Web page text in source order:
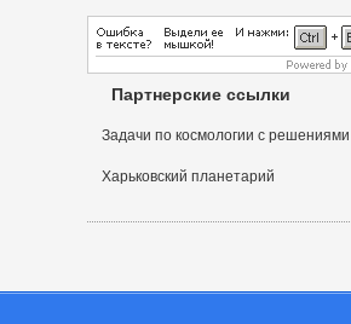
Партнерские ссылки
Задачи по космологии с решениями
Харьковский планетарий